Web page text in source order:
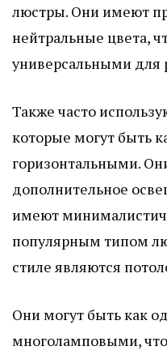
люстры. Они имеют
нейтральные цвета,
универсальными для
Также часто
которые могут быть
горизонтальными.
дополнительное
имеют
популярным типом
стиле являются
Они могут быть как
многоламповыми,